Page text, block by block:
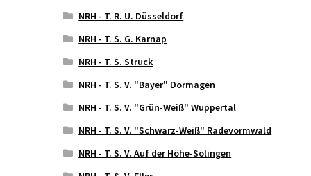
NRH - T. R. U. Düsseldorf
NRH - T. S. G. Karnap
NRH - T. S. Struck
NRH - T. S. V. "Bayer" Dormagen
NRH - T. S. V. "Grün-Weiß" Wuppertal
NRH - T. S. V. "Schwarz-Weiß" Radevormwald
NRH - T. S. V. Auf der Höhe-Solingen